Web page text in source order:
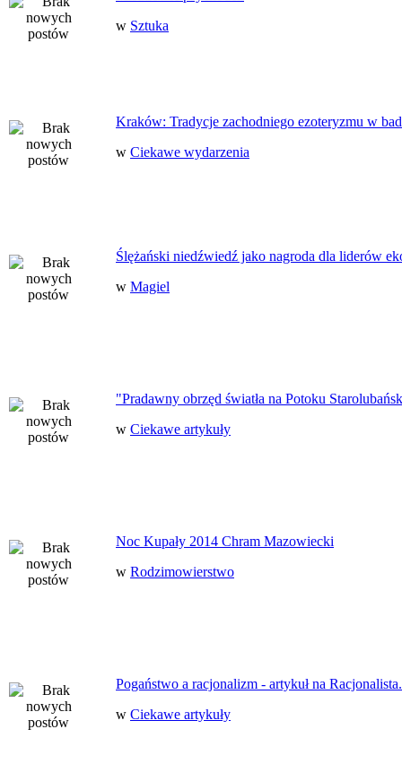
w Sztuka
Kraków: Tradycje zachodniego ezoteryzmu w
w Ciekawe wydarzenia
Ślężański niedźwiedź jako nagroda dla liderów
w Magiel
"Pradawny obrzęd światła na Potoku
w Ciekawe artykuły
Noc Kupały 2014 Chram Mazowiecki
w Rodzimowierstwo
Pogaństwo a racjonalizm - artykuł na
w Ciekawe artykuły